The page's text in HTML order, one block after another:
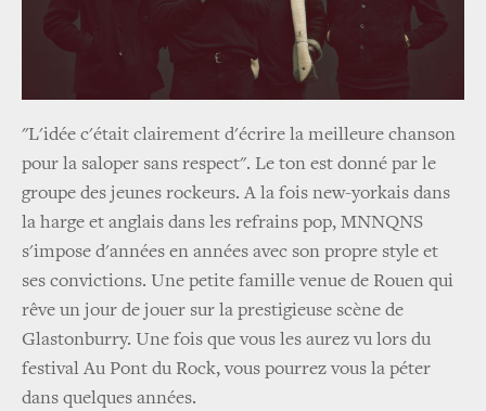
"L'idée c'était clairement d'écrire la meilleure chanson
pour la saloper sans respect". Le ton est donné par le
groupe des jeunes rockeurs. A la fois new-yorkais dans
la harge et anglais dans les refrains pop, MNNQNS
s'impose d'années en années avec son propre style et
ses convictions. Une petite famille venue de Rouen qui
rêve un jour de jouer sur la prestigieuse scène de
Glastonburry. Une fois que vous les aurez vu lors du
festival Au Pont du Rock, vous pourrez vous la péter
dans quelques années.